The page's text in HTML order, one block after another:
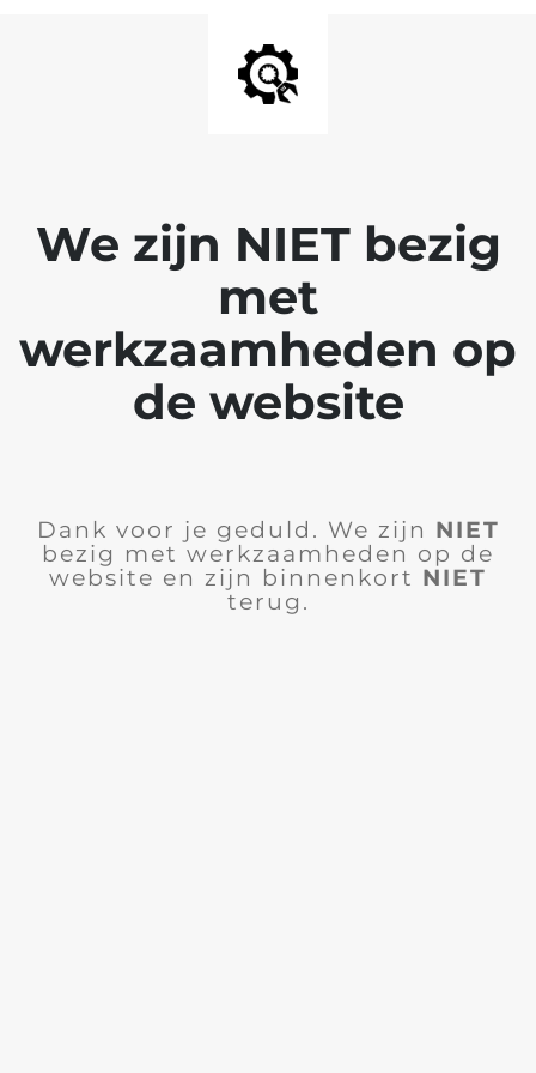
We zijn NIET bezig
met
werkzaamheden op
de website
Dank voor je geduld. We zijn NIET
bezig met werkzaamheden op de
website en zijn binnenkort NIET
terug.